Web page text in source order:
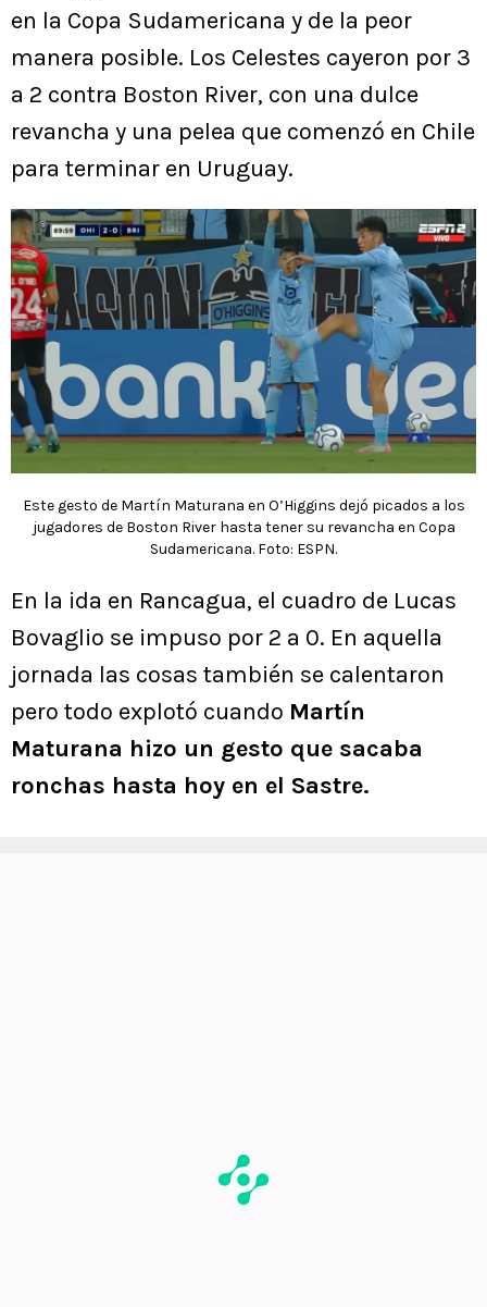
en la Copa Sudamericana y de la peor
manera posible. Los Celestes cayeron por 3
a 2 contra Boston River, con una dulce
revancha y una pelea que comenzó en Chile
para terminar en Uruguay.
Este gesto de Martín Maturana en O’Higgins dejó picados a los
jugadores de Boston River hasta tener su revancha en Copa
Sudamericana. Foto: ESPN.
En la ida en Rancagua, el cuadro de Lucas
Bovaglio se impuso por 2 a 0. En aquella
jornada las cosas también se calentaron
pero todo explotó cuando Martín
Maturana hizo un gesto que sacaba
ronchas hasta hoy en el Sastre.